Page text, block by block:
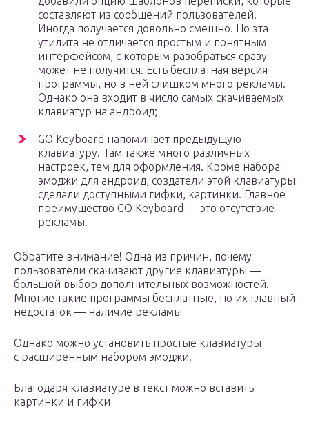
составляют из сообщений пользователей.
Иногда получается довольно смешно. Но эта
утилита не отличается простым и понятным
интерфейсом, с которым разобраться сразу
может не получится. Есть бесплатная версия
программы, но в ней слишком много рекламы.
Однако она входит в число самых скачиваемых
клавиатур на андроид;
GO Keyboard напоминает предыдущую
клавиатуру. Там также много различных
настроек, тем для оформления. Кроме набора
эмоджи для андроид, создатели этой клавиатуры
сделали доступными гифки, картинки. Главное
преимущество GO Keyboard — это отсутствие
рекламы.
Обратите внимание! Одна из причин, почему
пользователи скачивают другие клавиатуры —
большой выбор дополнительных возможностей.
Многие такие программы бесплатные, но их главный
недостаток — наличие рекламы
Однако можно установить простые клавиатуры
с расширенным набором эмоджи.
Благодаря клавиатуре в текст можно вставить
картинки и гифки